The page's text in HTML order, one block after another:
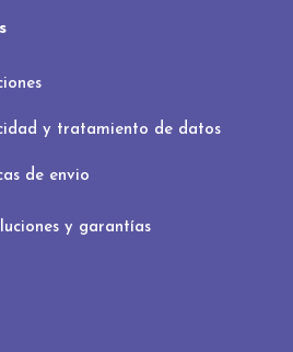
y tratamiento de datos
de envio
y garantías